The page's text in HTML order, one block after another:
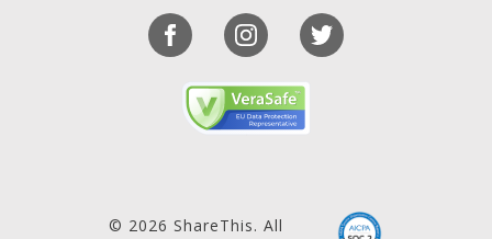
© 2026 ShareThis. All